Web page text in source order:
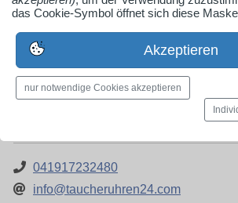
Taucheruhren24
Am Rapsfeld 19 b
041917232480
info@taucheruhren24.com
das Cookie-Symbol öffnet sich diese
Akzeptieren
nur notwendige Cookies akzeptieren